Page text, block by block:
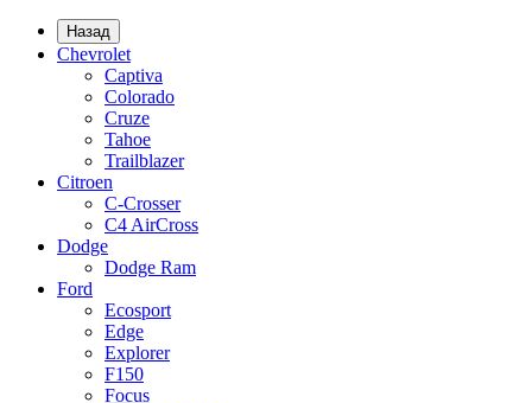
Назад
Chevrolet
Captiva
Colorado
Cruze
Tahoe
Trailblazer
Citroen
C-Crosser
C4 AirCross
Dodge
Dodge Ram
Ford
Ecosport
Edge
Explorer
F150
Focus